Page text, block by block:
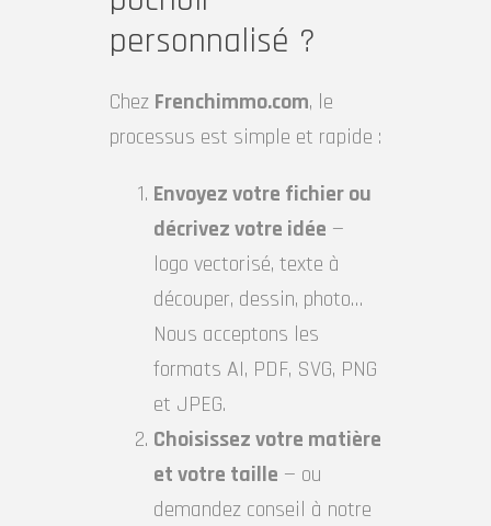
personnalisé ?
Chez Frenchimmo.com, le
processus est simple et rapide :
Envoyez votre fichier ou
décrivez votre idée —
logo vectorisé, texte à
découper, dessin, photo…
Nous acceptons les
formats AI, PDF, SVG, PNG
et JPEG.
Choisissez votre matière
et votre taille — ou
demandez conseil à notre